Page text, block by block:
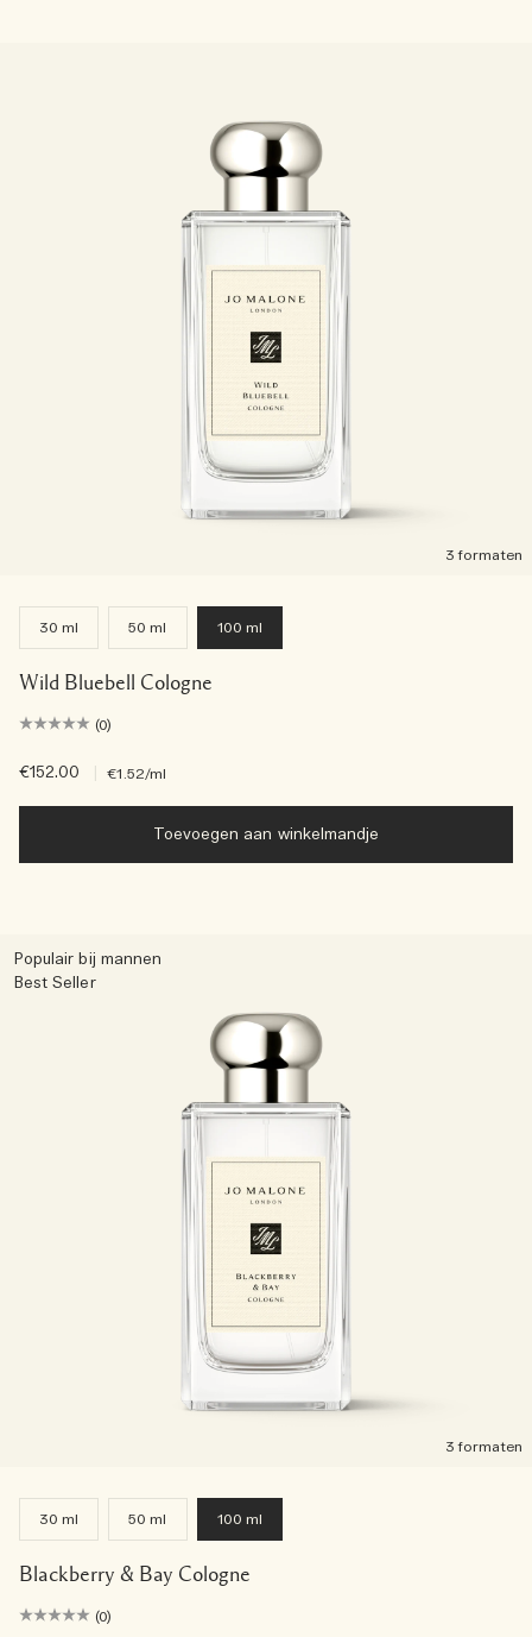
3 formaten
30 ml 50 ml 100 ml
Wild Bluebell Cologne
(0)
€152.00 €1.52/ml
Toevoegen aan winkelmandje
Populair bij mannen
Best Seller
3 formaten
30 ml 50 ml 100 ml
Blackberry & Bay Cologne
(0)